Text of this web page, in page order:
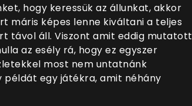
hogy keressük az állunkat, akkor
máris képes lenne kiváltani a teljes
távol áll. Viszont amit eddig mutatott
az esély rá, hogy ez egyszer
most nem untatnánk
egy játékra, amit néhány